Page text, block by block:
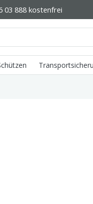
03 888 kostenfrei